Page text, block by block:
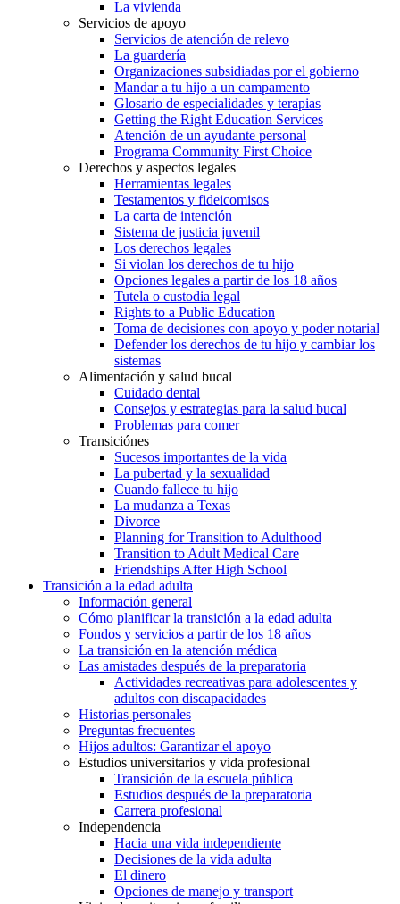
La vivienda
Servicios de apoyo
Servicios de atención de relevo
La guardería
Organizaciones subsidiadas por el gobierno
Mandar a tu hijo a un campamento
Glosario de especialidades y terapias
Getting the Right Education Services
Atención de un ayudante personal
Programa Community First Choice
Derechos y aspectos legales
Herramientas legales
Testamentos y fideicomisos
La carta de intención
Sistema de justicia juvenil
Los derechos legales
Si violan los derechos de tu hijo
Opciones legales a partir de los 18 años
Tutela o custodia legal
Rights to a Public Education
Toma de decisiones con apoyo y poder notarial
Defender los derechos de tu hijo y cambiar los
sistemas
Alimentación y salud bucal
Cuidado dental
Consejos y estrategias para la salud bucal
Problemas para comer
Transiciónes
Sucesos importantes de la vida
La pubertad y la sexualidad
Cuando fallece tu hijo
La mudanza a Texas
Divorce
Planning for Transition to Adulthood
Transition to Adult Medical Care
Friendships After High School
Transición a la edad adulta
Información general
Cómo planificar la transición a la edad adulta
Fondos y servicios a partir de los 18 años
La transición en la atención médica
Las amistades después de la preparatoria
Actividades recreativas para adolescentes y
adultos con discapacidades
Historias personales
Preguntas frecuentes
Hijos adultos: Garantizar el apoyo
Estudios universitarios y vida profesional
Transición de la escuela pública
Estudios después de la preparatoria
Carrera profesional
Independencia
Hacia una vida independiente
Decisiones de la vida adulta
El dinero
Opciones de manejo y transport